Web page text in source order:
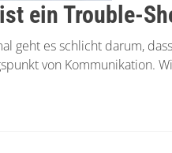
ein Trouble-
geht es schlicht darum,
von Kommunikation.